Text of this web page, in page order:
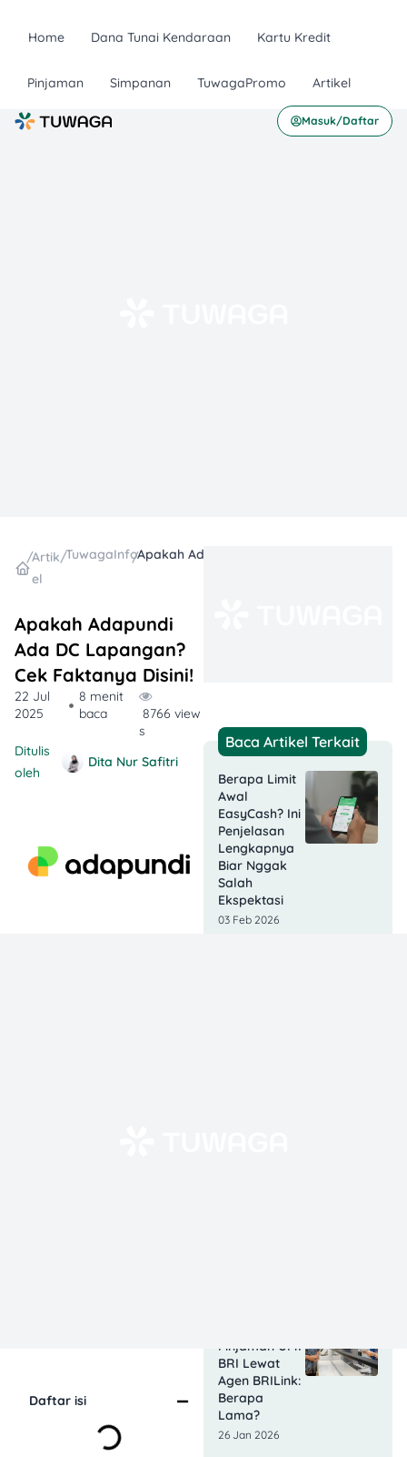
Home Dana Tunai Kendaraan Kartu Kredit
Pinjaman Simpanan TuwagaPromo Artikel
Masuk/Daftar
/Artik
el
/TuwagaInfo
/
Apakah Adapundi
Ada DC Lapangan?
Cek Faktanya Disini!
22 Jul
2025
8 menit
baca
8766 view
s
Ditulis
oleh
Dita Nur Safitri
Daftar isi
Baca Artikel Terkait
Berapa Limit
Awal
EasyCash? Ini
Penjelasan
Lengkapnya
Biar Nggak
Salah
Ekspektasi
03 Feb 2026
Pinjaman UMI
BRI Lewat
Agen BRILink:
Berapa
Lama?
26 Jan 2026